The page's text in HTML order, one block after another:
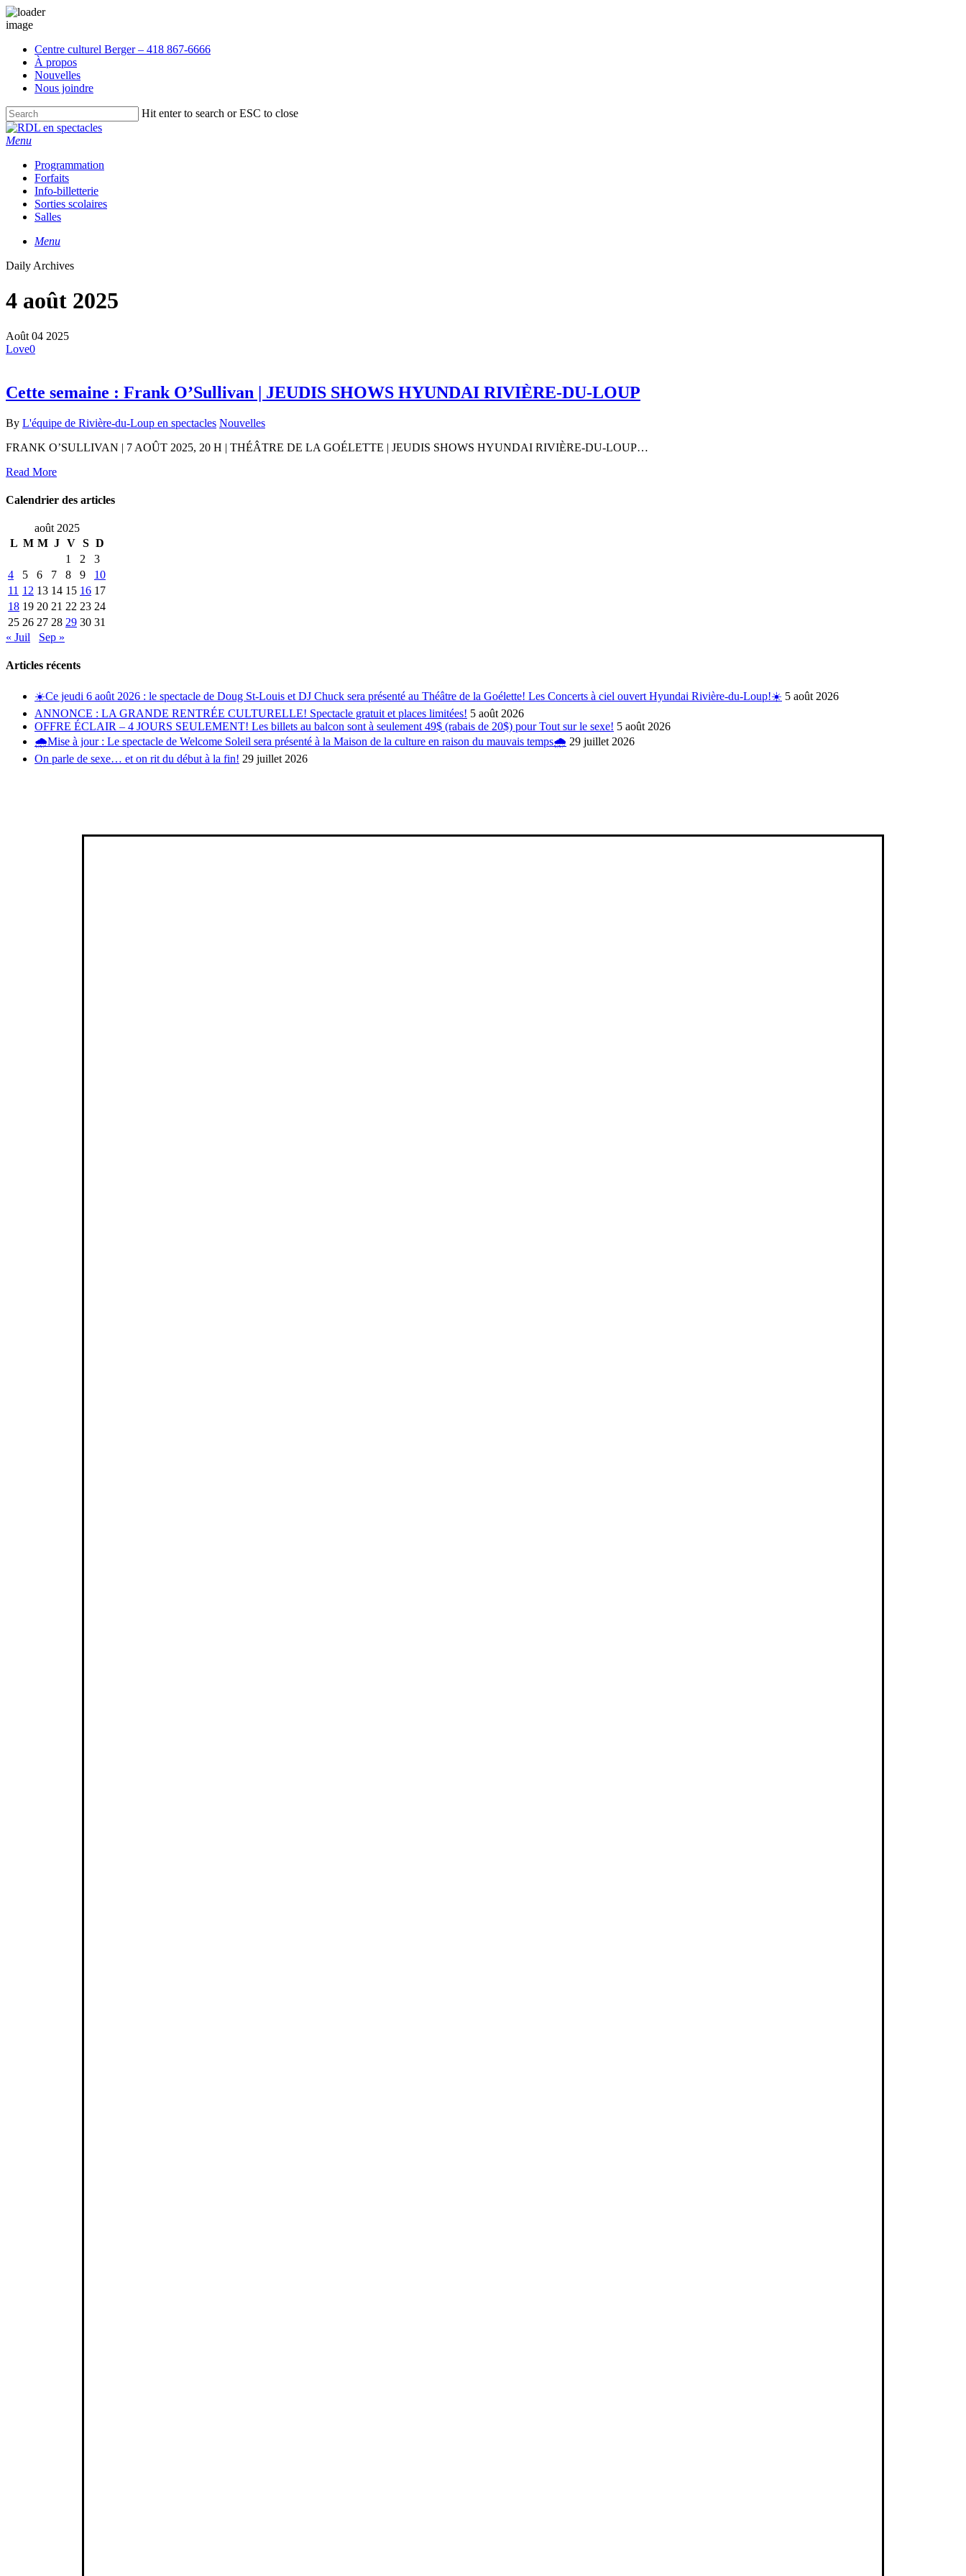
main
content
Centre culturel Berger – 418 867-6666
À propos
Nouvelles
Nous joindre
Hit enter to search or ESC to close
Close
Search
Menu
Programmation
Forfaits
Info-billetterie
Sorties scolaires
Salles
Menu
Daily Archives
4 août 2025
Août 04 2025
Love0
Cette semaine : Frank O’Sullivan | JEUDIS SHOWS HYUNDAI RIVIÈRE-DU-LOUP
By L'équipe de Rivière-du-Loup en spectacles Nouvelles
FRANK O’SULLIVAN | 7 AOÛT 2025, 20 H | THÉÂTRE DE LA GOÉLETTE | JEUDIS SHOWS HYUNDAI RIVIÈRE-DU-LOUP…
Read More
Calendrier des articles
août 2025
L M M J V S D
1
2
3
4
5 6 7 8 9
10
11 12 13 14 15 16 17
18 19 20 21 22 23 24
25 26 27 28 29 30 31
« Juil
Sep »
Articles récents
☀️Ce jeudi 6 août 2026 : le spectacle de Doug St-Louis et DJ Chuck sera présenté au Théâtre de la Goélette! Les Concerts à ciel ouvert Hyundai Rivière-du-Loup!☀️ 5 août 2026
ANNONCE : LA GRANDE RENTRÉE CULTURELLE! Spectacle gratuit et places limitées! 5 août 2026
OFFRE ÉCLAIR – 4 JOURS SEULEMENT! Les billets au balcon sont à seulement 49$ (rabais de 20$) pour Tout sur le sexe! 5 août 2026
🌧️Mise à jour : Le spectacle de Welcome Soleil sera présenté à la Maison de la culture en raison du mauvais temps🌧️ 29 juillet 2026
On parle de sexe… et on rit du début à la fin! 29 juillet 2026